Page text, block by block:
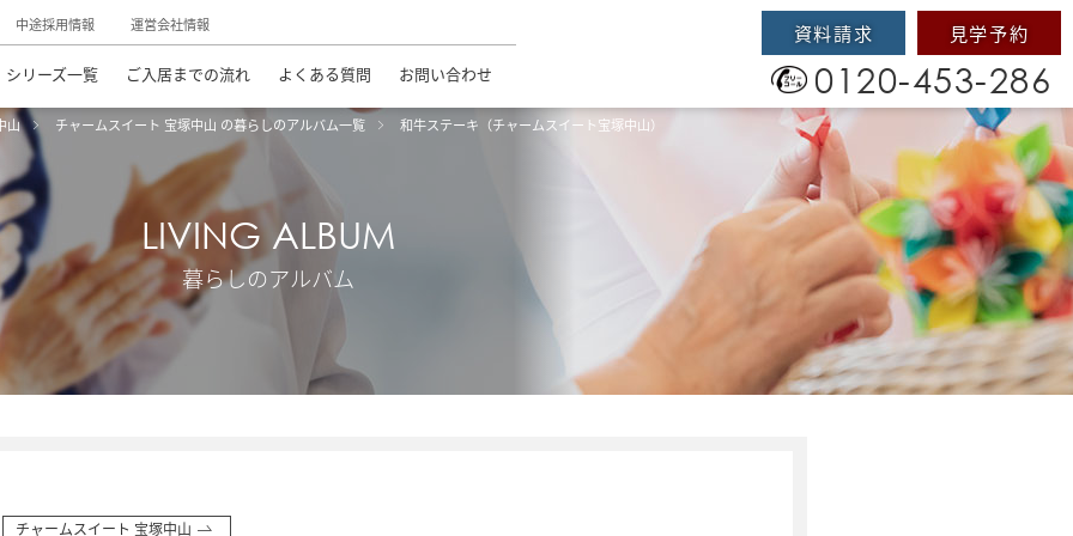
中途採用情報 運営会社情報
シリーズ一覧 ご入居までの流れ よくある質問 お問い合わせ
資料請求 見学予約
0120-453-286
山 チャームスイート 宝塚中山 の暮らしのアルバム一覧 和牛ステーキ（チャームスイート宝塚中山）
LIVING ALBUM
暮らしのアルバム
チャームスイート 宝塚中山